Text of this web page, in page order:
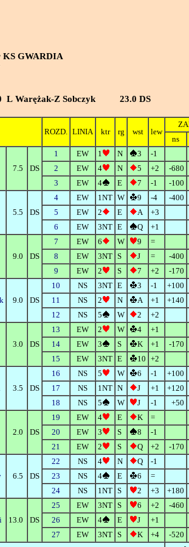
KS GWARDIA
L Warężak-Z Sobczyk 23.0 DS
ROZD. LINIA ktr rg wst lew
ns
7.5 DS
1 EW 1 N 3 -1
2
EW 4 N 5 +2 -680
3
EW 4 E 7 -1 -100
5.5 DS
4 EW 1NT W 9 -4 -400
5
EW 2 E A +3
6
EW 3NT E Q +1
9.0 DS
7 EW 6 W 9 =
8
EW 3NT S J = -400
9
EW 2 S 7 +2 -170
9.0 DS
10 NS 3NT E 3 -1 +100
11
NS 2 N A +1 +140
12
NS 5 W 2 +2
3.0 DS
13 EW 2 W 4 +1
14
EW 3 S K +1 -170
15
EW 3NT E 10 +2
3.5 DS
16 NS 5 W 6 -1 +100
17
NS 1NT N J +1 +120
18
NS 5 W J -1 +50
2.0 DS
19 EW 4 E K =
20
EW 3 S 8 -1
21
EW 2 S Q +2 -170
6.5 DS
22 NS 4 N Q -1
23
NS 4 E 6 =
24
NS 1NT S 2 +3 +180
13.0 DS
25 EW 3NT S 6 +2 -460
26
EW 4 E J +1
27
EW 3NT S K +4 -520